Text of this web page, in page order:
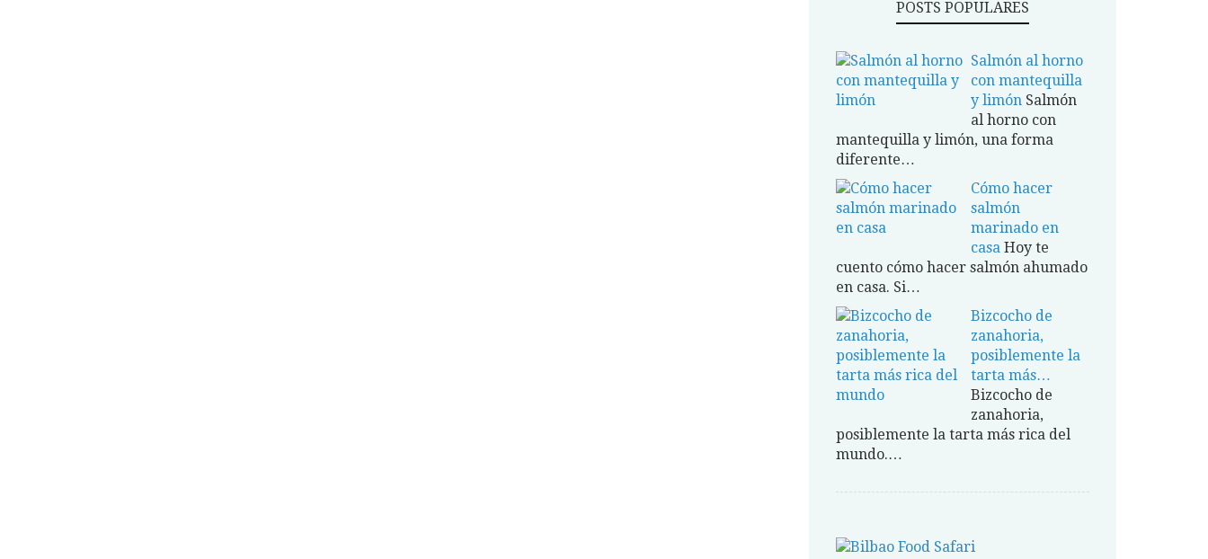
POSTS POPULARES
Salmón al horno
con mantequilla
y limón Salmón
al horno con
mantequilla y limón, una forma
diferente…
Cómo hacer
salmón
marinado en
casa Hoy te
cuento cómo hacer salmón ahumado
en casa. Si…
Bizcocho de
zanahoria,
posiblemente la
tarta más…
Bizcocho de
zanahoria,
posiblemente la tarta más rica del
mundo.…